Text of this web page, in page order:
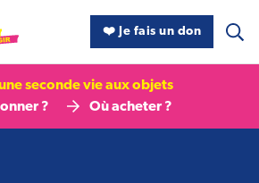
❤️ Je fais un don
seconde vie aux objets
?
Où acheter ?
cookies